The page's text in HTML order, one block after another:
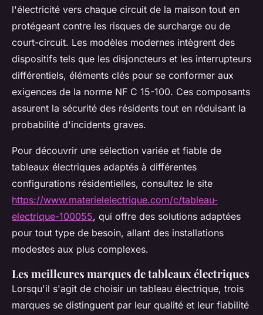
l'électricité vers chaque circuit de la maison tout en
protégeant contre les risques de surcharge ou de
court-circuit. Les modèles modernes intègrent des
dispositifs tels que les disjoncteurs et les interrupteurs
différentiels, éléments clés pour se conformer aux
exigences de la norme NF C 15-100. Ces composants
assurent la sécurité des résidents tout en réduisant la
probabilité d'incidents graves.
Pour découvrir une sélection variée et fiable de
tableaux électriques adaptés à différentes
configurations résidentielles, consultez le site
https://www.materielelectrique.com/c/tableau-
electrique-100055, qui offre des solutions adaptées
pour tout type de besoin, allant des installations
modestes aux plus complexes.
Les meilleures marques de tableaux électriques
Lorsqu'il s'agit de choisir un tableau électrique, trois
marques se distinguent par leur qualité et leur fiabilité